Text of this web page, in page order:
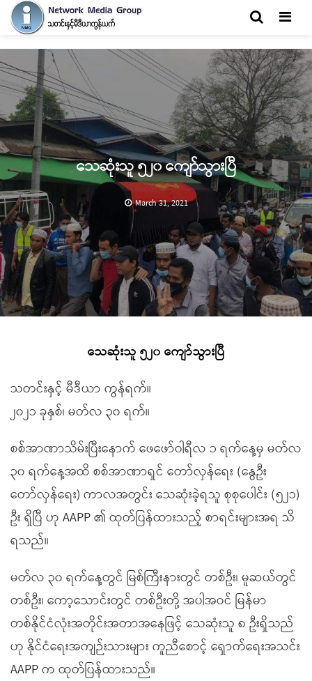
သေဆုံးသူ ၅၂၀ ကျော်သွားပြီ
March 31, 2021
သေဆုံးသူ ၅၂၀ ကျော်သွားပြီ
သတင်းနှင့် မီဒီယာ ကွန်ရက်။
၂၀၂၁ ခုနှစ်၊ မတ်လ ၃၀ ရက်။
စစ်အာဏာသိမ်းပြီးနောက် ဖေဖော်ဝါရီလ ၁ ရက်နေ့မှ မတ်လ
၃၀ ရက်နေ့အထိ စစ်အာဏာရှင် တော်လှန်ရေး (နွေဦး
တော်လှန်ရေး) ကာလအတွင်း သေဆုံးခဲ့ရသူ စုစုပေါင်း (၅၂၁)
ဦး ရှိပြီ ဟု AAPP ၏ ထုတ်ပြန်ထားသည့် စာရင်းများအရ သိ
ရသည်။
မတ်လ ၃၀ ရက်နေ့တွင် မြစ်ကြီးနားတွင် တစ်ဦး၊ မူဆယ်တွင်
တစ်ဦး၊ ကော့သောင်းတွင် တစ်ဦးတို့ အပါအဝင် မြန်မာ
တစ်နိုင်ငံလုံးအတိုင်းအတာအနေဖြင့် သေဆုံးသူ ၈ ဦးရှိသည်
ဟု နိုင်ငံရေးအကျဉ်းသားများ ကူညီစောင့် ရှောက်ရေးအသင်း
AAPP က ထုတ်ပြန်ထားသည်။